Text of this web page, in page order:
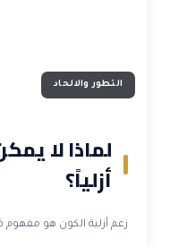
التطور والالحاد
لماذا لا
أزلياً؟
زعم أزلية الكون هو